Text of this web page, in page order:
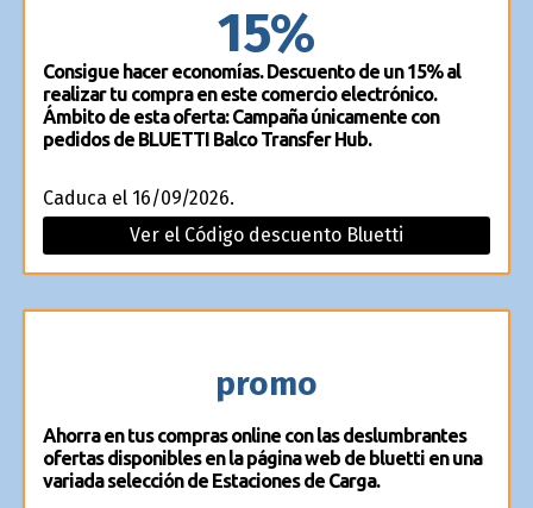
15%
Consigue hacer economías. Descuento de un 15% al
realizar tu compra en este comercio electrónico.
Ámbito de esta oferta: Campaña únicamente con
pedidos de BLUETTI Balco Transfer Hub.
Caduca el 16/09/2026.
Ver el Código descuento Bluetti
promo
Ahorra en tus compras online con las deslumbrantes
ofertas disponibles en la página web de bluetti en una
variada selección de Estaciones de Carga.